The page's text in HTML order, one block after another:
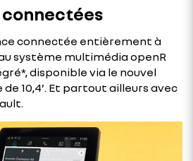
connectée entièrement à
système multimédia openR
disponible via le nouvel
10,4’. Et partout ailleurs avec